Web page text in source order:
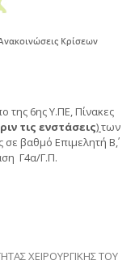
Κρίσεων
της 6ης Υ.ΠΕ, Πίνακες
τις ενστάσεις)των
βαθμό Επιμελητή Β΄,
Γ4α/Γ.Π.
ΧΕΙΡΟΥΡΓΙΚΗΣ ΤΟΥ